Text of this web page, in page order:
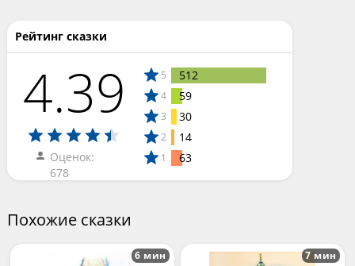
Рейтинг сказки
4.39
Оценок:
678
5 512
4 59
3 30
2 14
1 63
Похожие сказки
6 мин 7 мин